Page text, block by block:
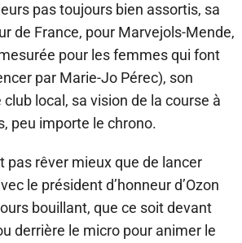
pas toujours bien assortis, sa
de France, pour Marvejols-Mende,
pour les femmes qui font
par Marie-Jo Pérec), son
local, sa vision de la course à
peu importe le chrono.
pas rêver mieux que de lancer
le président d’honneur d’Ozon
bouillant, que ce soit devant
derrière le micro pour animer le